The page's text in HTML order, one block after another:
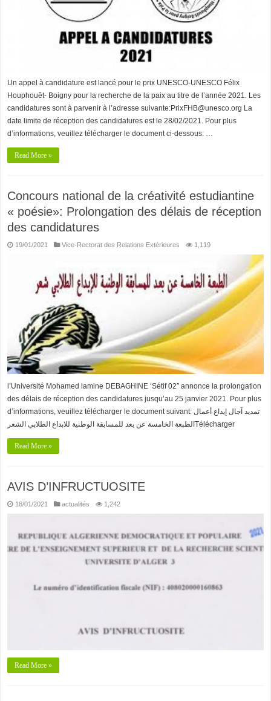
Un appel à candidature est lancé pour le prix UNESCO-UNESCO Félix
Houphouêt- Boigny pour la recherche de la paix au titre de l’année 2021. Les
candidatures sont à parvenir à l’adresse suivante:PrixFHB@unesco.org La
date limite de réception des candidatures est le 28/02/2021. Pour plus
d’informations, veuillez télécharger le document ci-dessous: …
Read More »
Concours national de la créativité estudiantine
« poésie»: Prolongation des délais de réception
des candidatures
19/01/2021 Vice-Rectorat des Relations Extérieures 1,119
l’Université Mohamed lamine DEBAGHINE ‘Sétif 02″ annonce la prolongation
des délais de réception des candidatures jusqu’au 25 janvier 2021. Pour plus
d’informations, veuillez télécharger le document suivant: تمديد آجال إيداع أعمال
الطبعة الخامسة عن بعد للمسابقة الوطنية للابداع الطلابي الشعرTélécharger
Read More »
AVIS D’INFRUCTUOSITE
18/01/2021 actualités 1,242
Read More »